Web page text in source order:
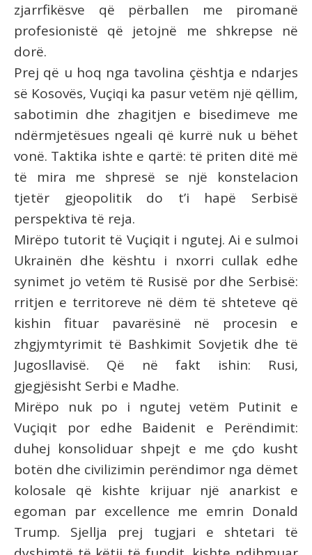
zjarrfikësve që përballen me piromanë
profesionistë që jetojnë me shkrepse në
dorë.
Prej që u hoq nga tavolina çështja e ndarjes
së Kosovës, Vuçiqi ka pasur vetëm një qëllim,
sabotimin dhe zhagitjen e bisedimeve me
ndërmjetësues ngeali që kurrë nuk u bëhet
vonë. Taktika ishte e qartë: të priten ditë më
të mira me shpresë se një konstelacion
tjetër gjeopolitik do t’i hapë Serbisë
perspektiva të reja.
Mirëpo tutorit të Vuçiqit i ngutej. Ai e sulmoi
Ukrainën dhe kështu i nxorri cullak edhe
synimet jo vetëm të Rusisë por dhe Serbisë:
rritjen e territoreve në dëm të shteteve që
kishin fituar pavarësinë në procesin e
zhgjymtyrimit të Bashkimit Sovjetik dhe të
Jugosllavisë. Që në fakt ishin: Rusi,
gjegjësisht Serbi e Madhe.
Mirëpo nuk po i ngutej vetëm Putinit e
Vuçiqit por edhe Baidenit e Perëndimit:
duhej konsoliduar shpejt e me çdo kusht
botën dhe civilizimin perëndimor nga dëmet
kolosale që kishte krijuar një anarkist e
egoman par excellence me emrin Donald
Trump. Sjellja prej tugjari e shtetari të